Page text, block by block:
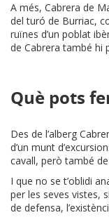
A més, Cabrera de
del turó de Burriac,
ruïnes d’un poblat
de Cabrera també hi
Què pots
Des de l’alberg
d’un munt
cavall, però també
I que no se t’oblidi
per les seves vistes,
de defensa,